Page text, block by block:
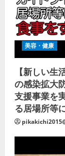
美容・健康
【新しい
の感染拡大
支援事業を
る居場所等